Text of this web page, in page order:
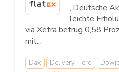
„Deutsche
leichte
via Xetra betrug 0,58
mit...
Dax Delivery Hero